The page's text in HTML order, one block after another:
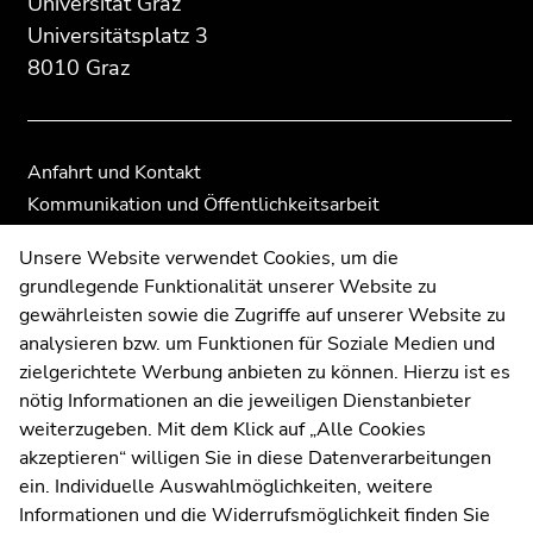
Universitätsplatz 3
8010 Graz
Anfahrt und Kontakt
Kommunikation und Öffentlichkeitsarbeit
UNIGRAZonline
Impressum
Datenschutzerklärung
Cookie-Einstellungen
Barrierefreiheitserklärung
WetterstationUni Graz
Unsere Website verwendet Cookies, um die
grundlegende Funktionalität unserer Website zu
gewährleisten sowie die Zugriffe auf unserer Website zu
analysieren bzw. um Funktionen für Soziale Medien und
zielgerichtete Werbung anbieten zu können. Hierzu ist es
nötig Informationen an die jeweiligen Dienstanbieter
weiterzugeben. Mit dem Klick auf „Alle Cookies
akzeptieren“ willigen Sie in diese Datenverarbeitungen
ein. Individuelle Auswahlmöglichkeiten, weitere
Informationen und die Widerrufsmöglichkeit finden Sie